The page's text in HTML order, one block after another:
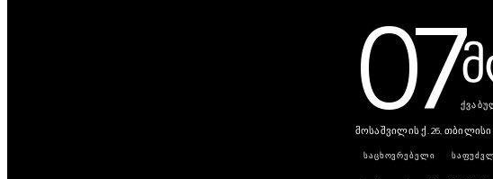
07
მოსაშვილის ქ. 26, თბილისი
ᲡᲐᲪᲮᲝᲕᲠᲔᲑᲔᲚᲘ